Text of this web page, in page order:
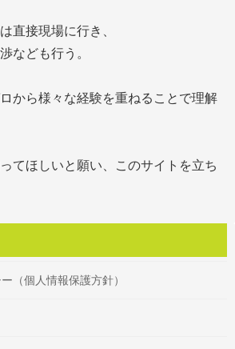
直接現場に行き、
なども行う。
から様々な経験を重ねることで理解
てほしいと願い、このサイトを立ち
（個人情報保護方針）